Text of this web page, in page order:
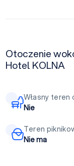
Otoczenie
Hotel KOLNA
Własny teren
Nie
Teren
Nie ma